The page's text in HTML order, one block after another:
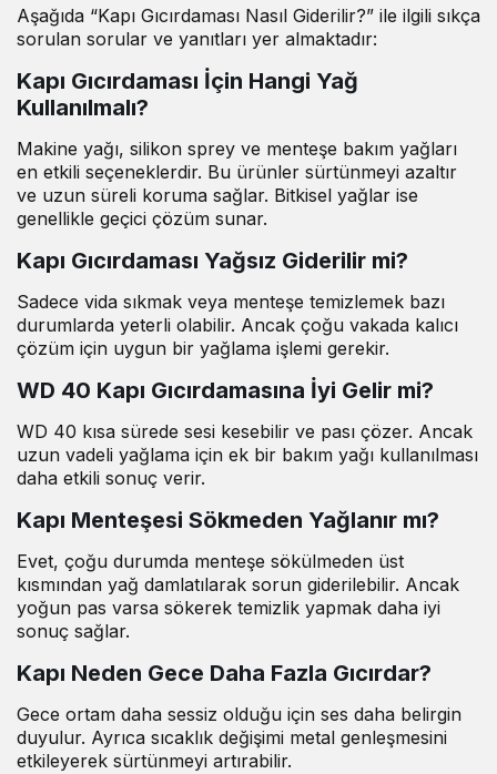
Aşağıda “Kapı Gıcırdaması Nasıl Giderilir?” ile ilgili sıkça
sorulan sorular ve yanıtları yer almaktadır:
Kapı Gıcırdaması İçin Hangi Yağ
Kullanılmalı?
Makine yağı, silikon sprey ve menteşe bakım yağları
en etkili seçeneklerdir. Bu ürünler sürtünmeyi azaltır
ve uzun süreli koruma sağlar. Bitkisel yağlar ise
genellikle geçici çözüm sunar.
Kapı Gıcırdaması Yağsız Giderilir mi?
Sadece vida sıkmak veya menteşe temizlemek bazı
durumlarda yeterli olabilir. Ancak çoğu vakada kalıcı
çözüm için uygun bir yağlama işlemi gerekir.
WD 40 Kapı Gıcırdamasına İyi Gelir mi?
WD 40 kısa sürede sesi kesebilir ve pası çözer. Ancak
uzun vadeli yağlama için ek bir bakım yağı kullanılması
daha etkili sonuç verir.
Kapı Menteşesi Sökmeden Yağlanır mı?
Evet, çoğu durumda menteşe sökülmeden üst
kısmından yağ damlatılarak sorun giderilebilir. Ancak
yoğun pas varsa sökerek temizlik yapmak daha iyi
sonuç sağlar.
Kapı Neden Gece Daha Fazla Gıcırdar?
Gece ortam daha sessiz olduğu için ses daha belirgin
duyulur. Ayrıca sıcaklık değişimi metal genleşmesini
etkileyerek sürtünmeyi artırabilir.